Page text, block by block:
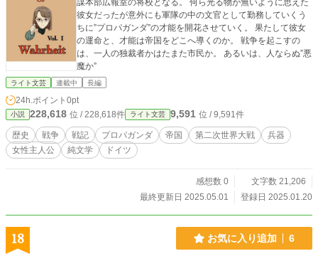
謀本部広報室の将校となる。 何ら光る物が無いように思えた
彼女だったが意外にも軍隊の中の文官として勤務していくう
ちに”プロパガンダ”の才能を開花させていく。 果たして彼女
の運命と、才能は帝国をどこへ導くのか。 戦争を起こすの
は、一人の独裁者かはたまた市民か。 あるいは、人ならぬ”悪
魔か”
ライト文芸 連載中 長編
24h.ポイント 0pt
小説 228,618 位 / 228,618件 ライト文芸 9,591 位 / 9,591件
歴史 戦争 戦記 プロパガンダ 帝国 第二次世界大戦
兵器
女性主人公
純文学 ドイツ
感想数 0
文字数 21,206
最終更新日 2025.05.01
登録日 2025.01.20
18 お気に入り追加 6